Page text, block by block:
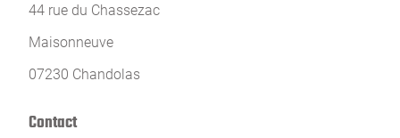
44 rue du Chassezac
Maisonneuve
07230 Chandolas
Contact